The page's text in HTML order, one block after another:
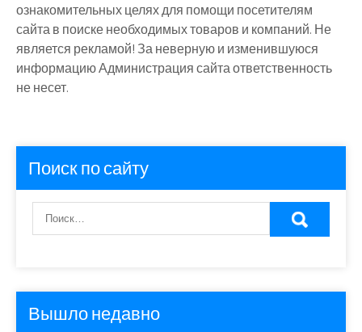
ознакомительных целях для помощи посетителям
сайта в поиске необходимых товаров и компаний. Не
является рекламой! За неверную и изменившуюся
информацию Администрация сайта ответственность
не несет.
Поиск по сайту
Вышло недавно